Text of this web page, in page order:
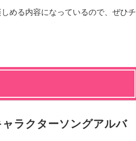
める内容になっているので、ぜひチ
ラクターソングアルバ